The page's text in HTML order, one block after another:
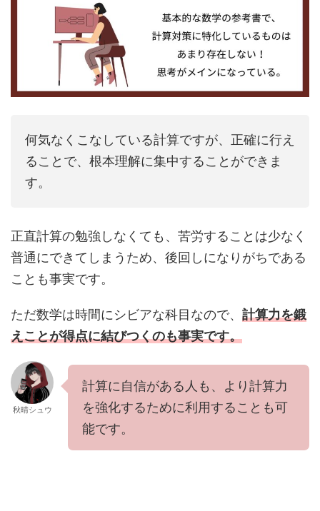
何気なくこなしている計算ですが、正確に行え
ることで、根本理解に集中することができま
す。
正直計算の勉強しなくても、苦労することは少なく
普通にできてしまうため、後回しになりがちである
ことも事実です。
ただ数学は時間にシビアな科目なので、 計算力を鍛
えことが得点に結びつくのも事実です。
秋晴シュウ
計算に自信がある人も、より計算力
を強化するために利用することも可
能です。